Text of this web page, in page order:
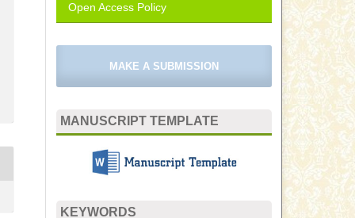
Open Access Policy
MAKE A SUBMISSION
MANUSCRIPT TEMPLATE
KEYWORDS